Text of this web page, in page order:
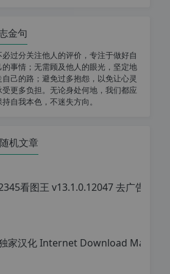
金句
必过分关注他人的评价，专注于做好自
的事情；无需顾及他人的眼光，坚定地
自己的路；避免过多抱怨，以免让心灵
受更多负担。无论身处何地，我们都应
持自我本色，不迷失方向。
随机文章